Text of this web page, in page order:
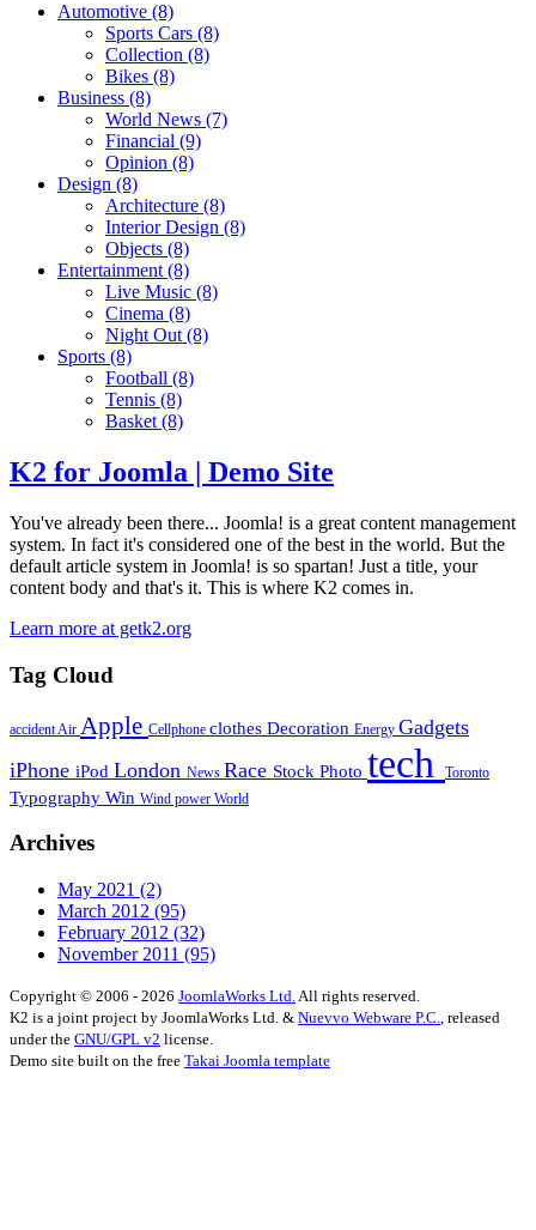
Automotive (8)
Sports Cars (8)
Collection (8)
Bikes (8)
Business (8)
World News (7)
Financial (9)
Opinion (8)
Design (8)
Architecture (8)
Interior Design (8)
Objects (8)
Entertainment (8)
Live Music (8)
Cinema (8)
Night Out (8)
Sports (8)
Football (8)
Tennis (8)
Basket (8)
K2 for Joomla | Demo Site
You've already been there... Joomla! is a great content management
system. In fact it's considered one of the best in the world. But the
default article system in Joomla! is so spartan! Just a title, your
content body and that's it. This is where K2 comes in.
Learn more at getk2.org
Tag Cloud
accident Air Apple Cellphone clothes Decoration Energy Gadgets
iPhone iPod London News Race Stock Photo tech Toronto
Typography Win Wind power World
Archives
May 2021 (2)
March 2012 (95)
February 2012 (32)
November 2011 (95)
Copyright © 2006 - 2026 JoomlaWorks Ltd.All rights reserved.
K2 is a joint project by JoomlaWorks Ltd. & Nuevvo Webware P.C., released
under the GNU/GPL v2 license.
Demo site built on the free Takai Joomla template